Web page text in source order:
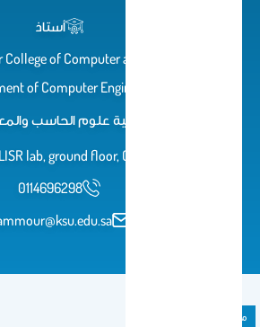
أستاذ
College of Computer and Information
of Computer Engineering, ALISR
كلية علوم الحاسب
lab, ground floor, CCIS)
0114696298
ملحق المادة الدراسية